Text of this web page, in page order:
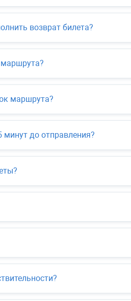
возврат билета?
маршрута?
минут до отправления?